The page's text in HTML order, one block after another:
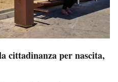
cittadinanza per nascita,